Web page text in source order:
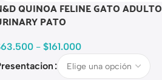
QUINOA FELINE GATO ADULTO
PATO
63.500 - $161.000